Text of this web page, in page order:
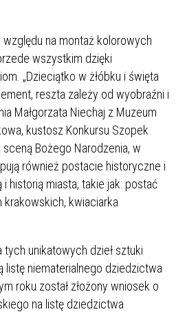
na montaż kolorowych
wszystkim dzięki
„Dzieciątko w żłóbku i święta
reszta zależy od wyobraźni i
Małgorzata Niechaj z Muzeum
kustosz Konkursu Szopek
Bożego Narodzenia, w
również postacie historyczne i
historią miasta, takie jak: postać
kwiaciarka
tych unikatowych dzieł sztuki
listę niematerialnego dziedzictwa
roku został złożony wniosek o
na listę dziedzictwa